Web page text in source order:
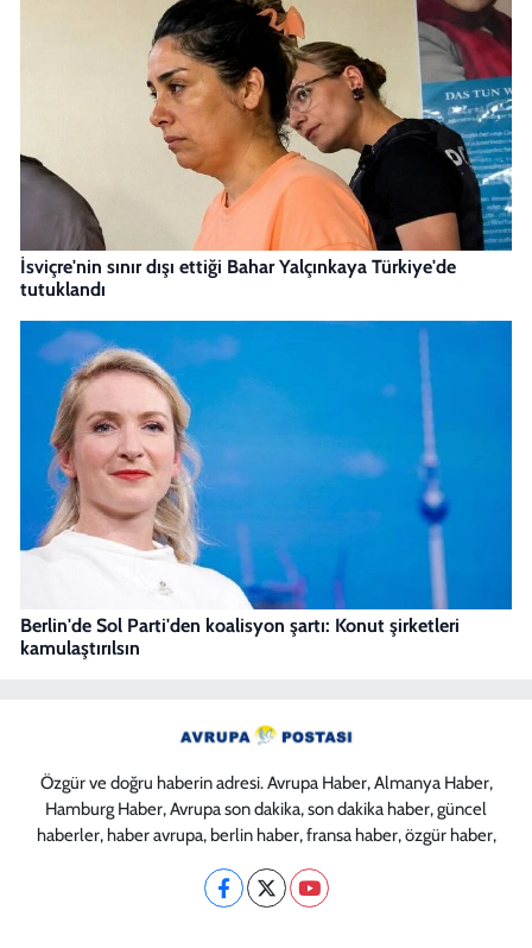
İsviçre'nin sınır dışı ettiği Bahar Yalçınkaya Türkiye'de
tutuklandı
Berlin'de Sol Parti'den koalisyon şartı: Konut şirketleri
kamulaştırılsın
Özgür ve doğru haberin adresi. Avrupa Haber, Almanya Haber,
Hamburg Haber, Avrupa son dakika, son dakika haber, güncel
haberler, haber avrupa, berlin haber, fransa haber, özgür haber,